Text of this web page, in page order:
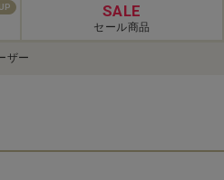
SALE
セール商品
ザー